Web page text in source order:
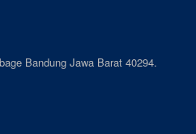
Bandung Jawa Barat 40294.